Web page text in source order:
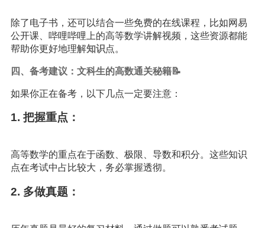
除了电子书，还可以结合一些免费的在线课程，比如网易
公开课、哔哩哔哩上的高等数学讲解视频，这些资源都能
帮助你更好地理解知识点。
四、备考建议：文科生的高数通关秘籍📝
如果你正在备考，以下几点一定要注意：
1. 把握重点：
高等数学的重点在于函数、极限、导数和积分。这些知识
点在考试中占比较大，务必掌握透彻。
2. 多做真题：